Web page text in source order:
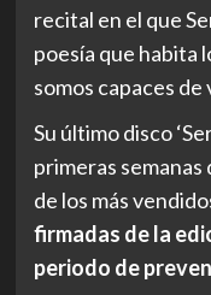
recital en el que
poesía que habita
somos capaces de
Su último disco
primeras semanas
de los más
firmadas de la
periodo de